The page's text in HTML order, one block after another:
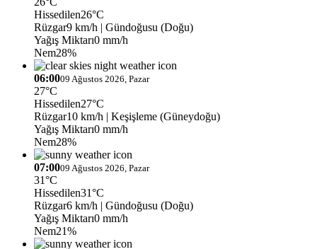
Hissedilen26°C
Rüzgar9 km/h | Gündoğusu (Doğu)
Yağış Miktarı0 mm/h
Nem28%
06:0009 Ağustos 2026, Pazar
27°C
Hissedilen27°C
Rüzgar10 km/h | Keşişleme (Güneydoğu)
Yağış Miktarı0 mm/h
Nem28%
07:0009 Ağustos 2026, Pazar
31°C
Hissedilen31°C
Rüzgar6 km/h | Gündoğusu (Doğu)
Yağış Miktarı0 mm/h
Nem21%